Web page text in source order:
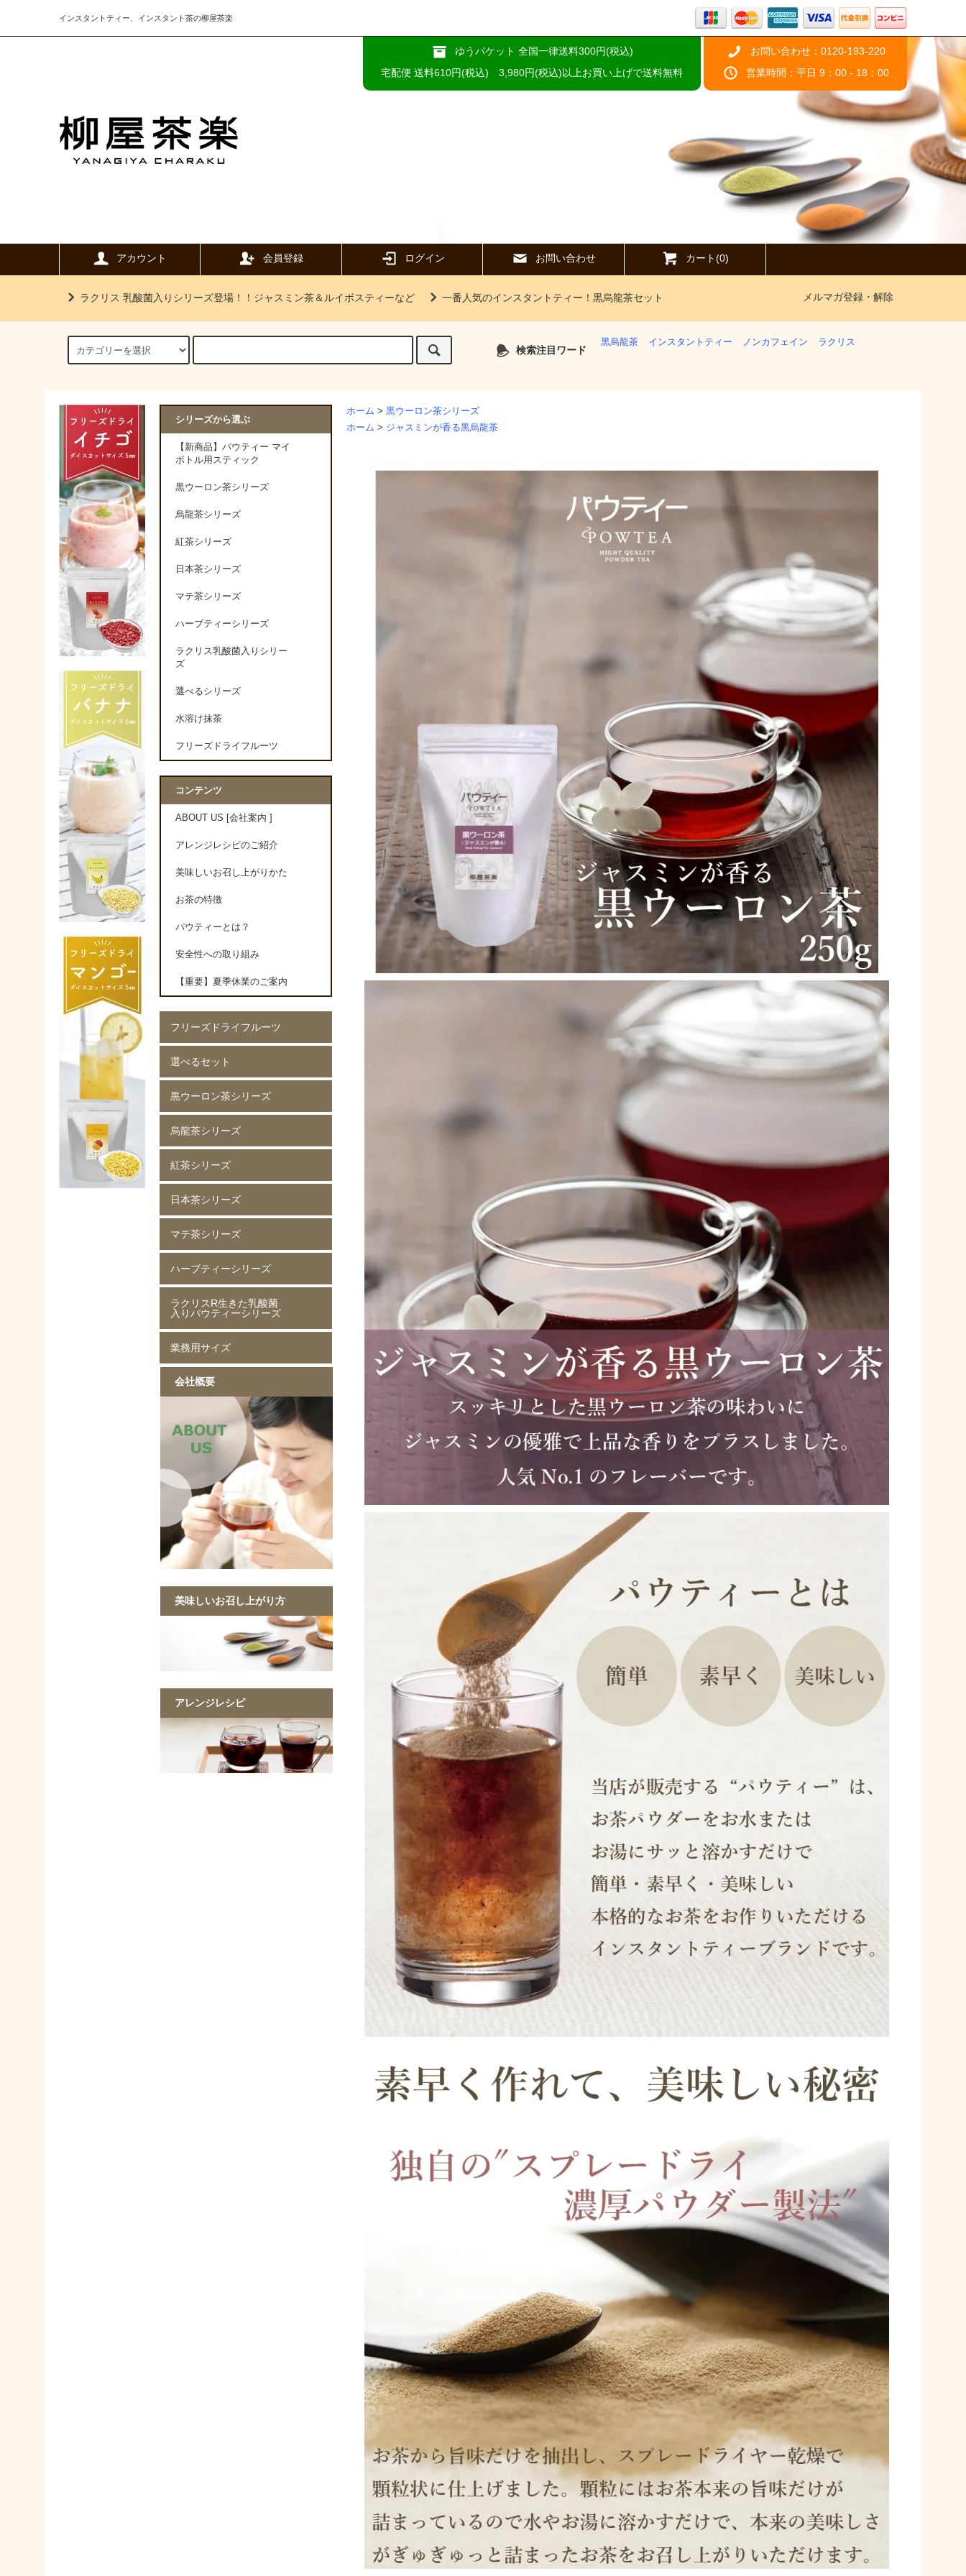
インスタントティー、インスタント茶の柳屋茶楽
ゆうパケット 全国一律送料300円(税込)
宅配便 送料610円(税込) 3,980円(税込)以上お買い上げで送料無料
お問い合わせ：0120-193-220
営業時間：平日 9：00 - 18：00
アカウント 会員登録 ログイン お問い合わせ カート(0)
ラクリス 乳酸菌入りシリーズ登場！！ジャスミン茶＆ルイボスティーなど 一番人気のインスタントティー！黒烏龍茶セット メルマガ登録・解除
検索注目ワード
黒烏龍茶 インスタントティー ノンカフェイン ラクリス
ホーム > 黒ウーロン茶シリーズ
ホーム > ジャスミンが香る黒烏龍茶
シリーズから選ぶ
【新商品】パウティー マイ
ボトル用スティック
黒ウーロン茶シリーズ
烏龍茶シリーズ
紅茶シリーズ
日本茶シリーズ
マテ茶シリーズ
ハーブティーシリーズ
ラクリス乳酸菌入りシリー
ズ
選べるシリーズ
水溶け抹茶
フリーズドライフルーツ
コンテンツ
ABOUT US [会社案内 ]
アレンジレシピのご紹介
美味しいお召し上がりかた
お茶の特徴
パウティーとは？
安全性への取り組み
【重要】夏季休業のご案内
フリーズドライフルーツ
イチゴ(5mm)60g
イチゴ(5mm)200g
イチゴ(8mm)200g
フレーズホール50g
フレーズホール150g
イチゴスライス
バナナ60g
バナナ200g
マンゴー60g
マンゴー200g
ラズベリー60g
ラズベリー200g
黄桃60g
黄桃200g
コーン200g
選べるセット
選べる 2種類
黒ウーロン茶シリーズ
黒ウーロン茶 80g
黒ウーロン茶 250g
黒ウーロン茶 1kg
ジャスミンが香る
黒ウーロン茶 80g
ジャスミンが香る
黒ウーロン茶 250g
ジャスミンが香る
黒ウーロン茶 1kg
ピーチ黒ウーロン茶 80g
ピーチ黒ウーロン茶 250g
バニラ黒ウーロン茶 80g
アセロラ黒ウーロン茶 80g
烏龍茶シリーズ
烏龍茶 80g
烏龍茶 250g
烏龍茶 1kg
ピーチ烏龍茶 80g
カシス烏龍茶 80g
アップル烏龍茶 80g
マスカット烏龍茶 80g
紅茶シリーズ
ストレート紅茶 無糖 80g
ストレート紅茶 無糖 250g
ストレート紅茶 無糖 1kg
アールグレイ紅茶 80g
アールグレイ紅茶 250g
レモンティー 80g
レモンティー 250g
キャラメルティー 80g
キャラメルティー 250g
アップルティー 80g
アップルティー 250g
トロピカルティー 250g
ストロベリーティー 250g
日本茶シリーズ
緑茶 80g
緑茶 250g
緑茶 1kg
香りほうじ茶 80g
ほうじ茶 250g
香り麦茶 80g
麦茶 250g
香ばしい麦茶 1kg
抹茶入り玄米茶 80g
玄米茶 250g
マテ茶シリーズ
ローストマテ茶 80g
ローストマテ茶 250g
コーヒー風味マテ茶 80g
コーヒー風味マテ茶 250g
ミントマテ茶 80g
ミントマテ茶 250g
オレンジマテ茶 80g
レモンマテ茶 80g
ハーブティーシリーズ
ジャスミン茶 80g
ジャスミン茶 250g
ルイボスティー 50g
ルイボスティー 250g
ラクリスR生きた乳酸菌
入りパウティーシリーズ
ラクリスR生きた乳酸菌入り
緑茶 40g
ラクリスR生きた乳酸菌入り
黒烏龍茶 40g
ラクリスR生きた乳酸菌入り
ジャスミン茶 40g
ラクリスR生きた乳酸菌入り
ルイボスティー 40g
業務用サイズ
黒ウーロン茶 1kg
ジャスミンが香る
黒ウーロン茶 1kg
ストレート紅茶 1kg
香ばしい麦茶 1kg
烏龍茶 1kg
ほうじ茶 1kg
緑茶 1kg
会社概要
美味しいお召し上がり方
アレンジレシピ